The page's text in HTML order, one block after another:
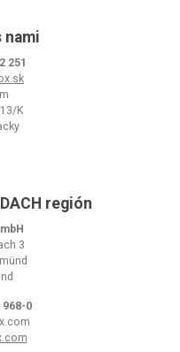
nami
251
K
región
3
968-0